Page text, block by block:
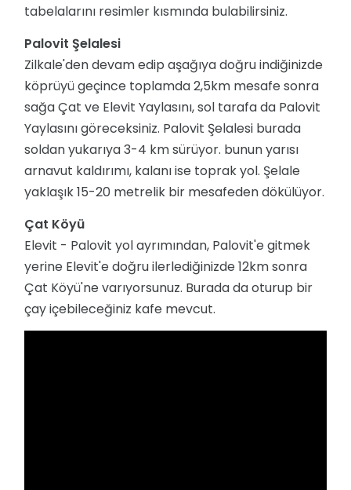
tabelalarını resimler kısmında bulabilirsiniz.
Palovit Şelalesi
Zilkale'den devam edip aşağıya doğru indiğinizde
köprüyü geçince toplamda 2,5km mesafe sonra
sağa Çat ve Elevit Yaylasını, sol tarafa da Palovit
Yaylasını göreceksiniz. Palovit Şelalesi burada
soldan yukarıya 3-4 km sürüyor. bunun yarısı
arnavut kaldırımı, kalanı ise toprak yol. Şelale
yaklaşık 15-20 metrelik bir mesafeden dökülüyor.
Çat Köyü
Elevit - Palovit yol ayrımından, Palovit'e gitmek
yerine Elevit'e doğru ilerlediğinizde 12km sonra
Çat Köyü'ne varıyorsunuz. Burada da oturup bir
çay içebileceğiniz kafe mevcut.